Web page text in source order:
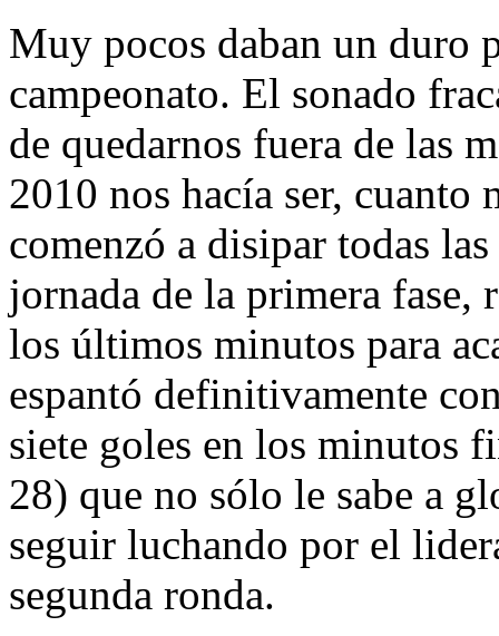
Muy pocos daban un duro
campeonato. El sonado
de quedarnos fuera de las
2010 nos hacía ser, cuanto
comenzó a disipar todas
jornada de la primera fase,
los últimos minutos para
espantó definitivamente
siete goles en los minutos
28) que no sólo le sabe a
seguir luchando por el
segunda ronda.